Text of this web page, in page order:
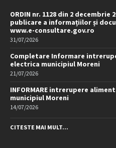
ORDIN nr. 1128 din 2 decembrie
publicare a informațiilor și
www.e-consultare.gov.ro
31/07/2026
Completare Informare
electrica municipiul Moreni
21/07/2026
INFORMARE intrerupere
municipiul Moreni
14/07/2026
CITESTE MAI MULT...